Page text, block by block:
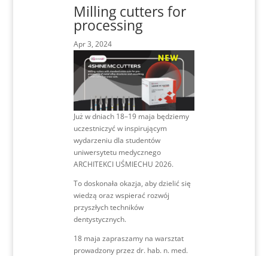
Milling cutters for
processing
Apr 3, 2024
Już w dniach 18–19 maja będziemy
uczestniczyć w inspirującym
wydarzeniu dla studentów
uniwersytetu medycznego
ARCHITEKCI UŚMIECHU 2026.
To doskonała okazja, aby dzielić się
wiedzą oraz wspierać rozwój
przyszłych techników
dentystycznych.
18 maja zapraszamy na warsztat
prowadzony przez dr. hab. n. med.